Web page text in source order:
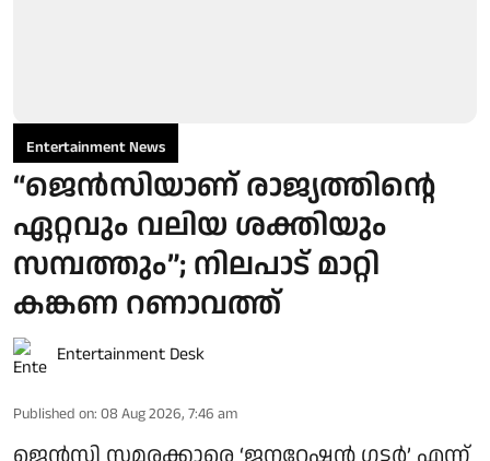
Entertainment News
“ജെന്‍സിയാണ് രാജ്യത്തിന്റെ
ഏറ്റവും വലിയ ശക്തിയും
സമ്പത്തും”; നിലപാട് മാറ്റി
കങ്കണ റണാവത്ത്
Entertainment Desk
Published on: 08 Aug 2026, 7:46 am